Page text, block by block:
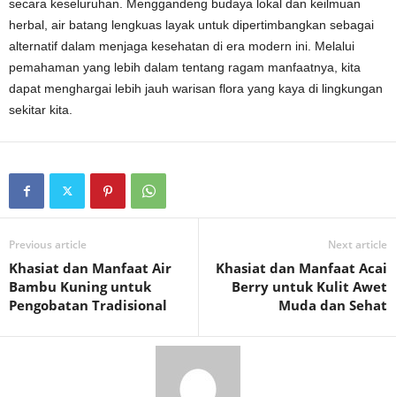
secara keseluruhan. Menggandeng budaya lokal dan keilmuan
herbal, air batang lengkuas layak untuk dipertimbangkan sebagai
alternatif dalam menjaga kesehatan di era modern ini. Melalui
pemahaman yang lebih dalam tentang ragam manfaatnya, kita
dapat menghargai lebih jauh warisan flora yang kaya di lingkungan
sekitar kita.
Previous article
Khasiat dan Manfaat Air
Bambu Kuning untuk
Pengobatan Tradisional
Next article
Khasiat dan Manfaat Acai
Berry untuk Kulit Awet
Muda dan Sehat